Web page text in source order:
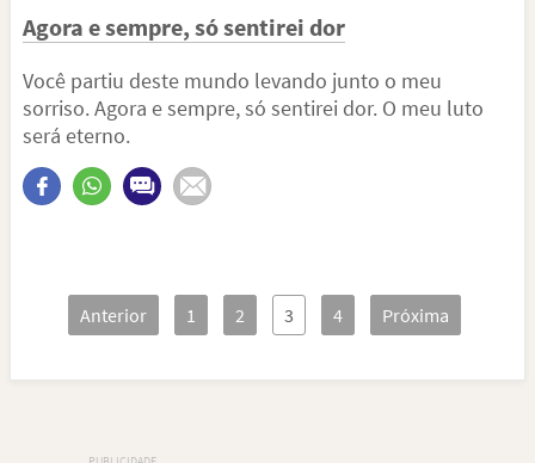
Agora e sempre, só sentirei dor
Você partiu deste mundo levando junto o meu
sorriso. Agora e sempre, só sentirei dor. O meu luto
será eterno.
Anterior 1 2 3 4 Próxima